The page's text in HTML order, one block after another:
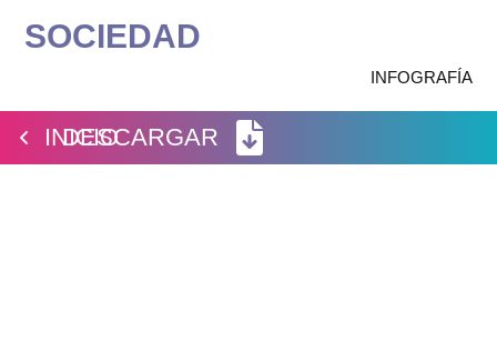
contenido
SOCIEDAD
INFOGRAFÍA
INICIO
DESCARGAR